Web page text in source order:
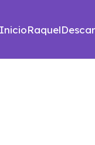
InicioRaquel